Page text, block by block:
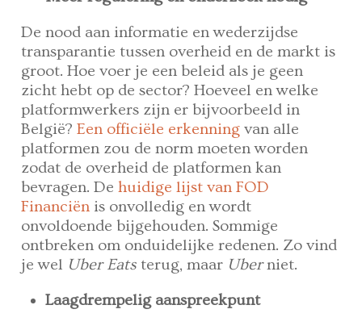
De nood aan informatie en wederzijdse
transparantie tussen overheid en de markt is
groot. Hoe voer je een beleid als je geen
zicht hebt op de sector? Hoeveel en welke
platformwerkers zijn er bijvoorbeeld in
België?Een officiële erkenning van alle
platformen zou de norm moeten worden
zodat de overheid de platformen kan
bevragen. Dehuidige lijst van FOD
Financiën is onvolledig en wordt
onvoldoende bijgehouden. Sommige
ontbreken om onduidelijke redenen. Zo vind
je wel Uber Eats terug, maar Uberniet.
Laagdrempelig aanspreekpunt